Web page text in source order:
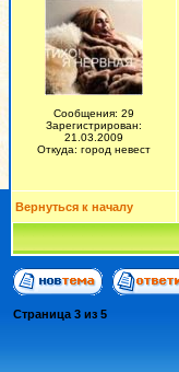
Сообщения: 29
Зарегистрирован:
21.03.2009
Откуда: город невест
Вернуться к началу
Страница 3 из 5